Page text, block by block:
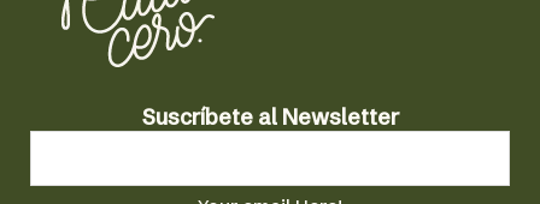
a
l
l
Suscríbete al Newsletter